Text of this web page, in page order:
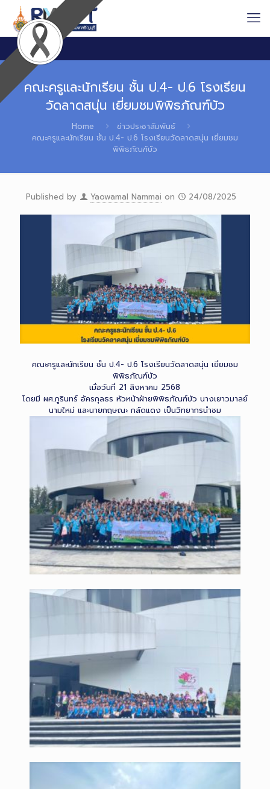
คณะครูและนักเรียน ชั้น ป.4- ป.6 โรงเรียน
วัดลาดสนุ่น เยี่ยมชมพิพิธภัณฑ์บัว
Home
ข่าวประชาสัมพันธ์
คณะครูและนักเรียน ชั้น ป.4- ป.6 โรงเรียนวัดลาดสนุ่น เยี่ยมชม
พิพิธภัณฑ์บัว
Published by Yaowamal Nammai on 24/08/2025
คณะครูและนักเรียน ชั้น ป.4- ป.6 โรงเรียนวัดลาดสนุ่น เยี่ยมชม
พิพิธภัณฑ์บัว
เมื่อวันที่ 21 สิงหาคม 2568
โดยมี ผศ.ภูรินทร์ อัครกุลธร หัวหน้าฝ่ายพิพิธภัณฑ์บัว นางเยาวมาลย์
นามใหม่ และนายกฤษณะ กลัดแดง เป็นวิทยากรนำชม